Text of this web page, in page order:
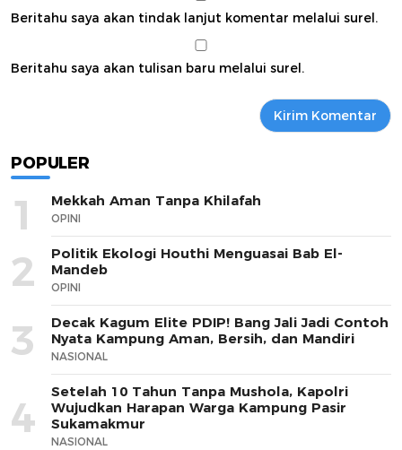
Beritahu saya akan tindak lanjut komentar melalui surel.
Beritahu saya akan tulisan baru melalui surel.
POPULER
1 Mekkah Aman Tanpa Khilafah
OPINI
2
Politik Ekologi Houthi Menguasai Bab El-
Mandeb
OPINI
3
Decak Kagum Elite PDIP! Bang Jali Jadi Contoh
Nyata Kampung Aman, Bersih, dan Mandiri
NASIONAL
4
Setelah 10 Tahun Tanpa Mushola, Kapolri
Wujudkan Harapan Warga Kampung Pasir
Sukamakmur
NASIONAL